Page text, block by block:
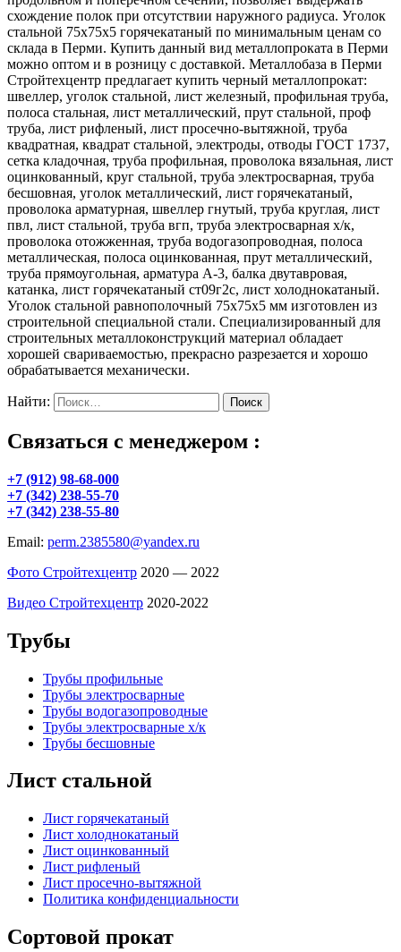
схождение полок при отсутствии наружного радиуса. Уголок
стальной 75х75х5 горячекатаный по минимальным ценам со
склада в Перми. Купить данный вид металлопроката в Перми
можно оптом и в розницу с доставкой. Металлобаза в Перми
Стройтехцентр предлагает купить черный металлопрокат:
швеллер, уголок стальной, лист железный, профильная труба,
полоса стальная, лист металлический, прут стальной, проф
труба, лист рифленый, лист просечно-вытяжной, труба
квадратная, квадрат стальной, электроды, отводы ГОСТ 1737,
сетка кладочная, труба профильная, проволока вязальная, лист
оцинкованный, круг стальной, труба электросварная, труба
бесшовная, уголок металлический, лист горячекатаный,
проволока арматурная, швеллер гнутый, труба круглая, лист
пвл, лист стальной, труба вгп, труба электросварная х/к,
проволока отожженная, труба водогазопроводная, полоса
металлическая, полоса оцинкованная, прут металлический,
труба прямоугольная, арматура А-3, балка двутавровая,
катанка, лист горячекатаный ст09г2с, лист холоднокатаный.
Уголок стальной равнополочный 75х75х5 мм изготовлен из
строительной специальной стали. Специализированный для
строительных металлоконструкций материал обладает
хорошей свариваемостью, прекрасно разрезается и хорошо
обрабатывается механически.
Найти:
Связаться с менеджером :
+7 (912) 98-68-000
+7 (342) 238-55-70
+7 (342) 238-55-80
Email: perm.2385580@yandex.ru
Фото Стройтехцентр 2020 — 2022
Видео Стройтехцентр 2020-2022
Трубы
Трубы профильные
Трубы электросварные
Трубы водогазопроводные
Трубы электросварные х/к
Трубы бесшовные
Лист стальной
Лист горячекатаный
Лист холоднокатаный
Лист оцинкованный
Лист рифленый
Лист просечно-вытяжной
Политика конфиденциальности
Сортовой прокат